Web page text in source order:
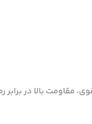
مقاومت بالا در